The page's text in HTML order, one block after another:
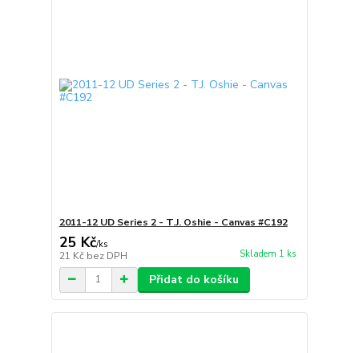
2011-12 UD Series 2 - T.J. Oshie - Canvas #C192
25 Kč/ks
21 Kč bez DPH Skladem 1 ks
Přidat do košíku